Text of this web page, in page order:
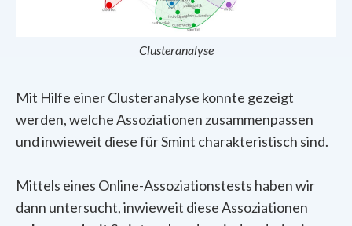
Clusteranalyse
Mit Hilfe einer Clusteranalyse konnte gezeigt
werden, welche Assoziationen zusammenpassen
und inwieweit diese für Smint charakteristisch sind.
Mittels eines Online-Assoziationstests haben wir
dann untersucht, inwieweit diese Assoziationen